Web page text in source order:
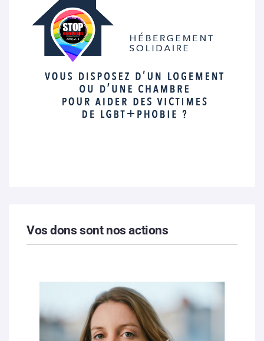
Vos dons sont nos actions